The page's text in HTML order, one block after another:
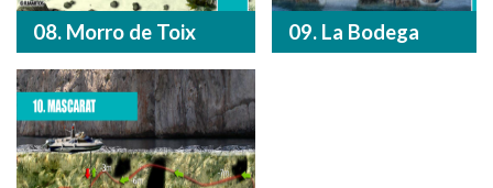
08. Morro de Toix 09. La Bodega